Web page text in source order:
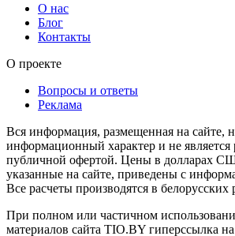
О нас
Блог
Контакты
О проекте
Вопросы и ответы
Реклама
Вся информация, размещенная на сайте,
информационный характер и не является
публичной офертой. Цены в долларах
указанные на сайте, приведены с
Все расчеты производятся в белорусских
При полном или частичном
материалов сайта TIO.BY гиперссылка на